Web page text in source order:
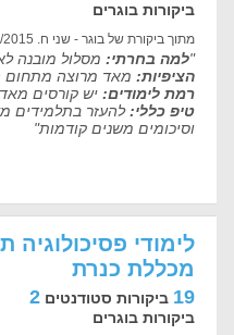
ביקורות בוגרים
מתוך ביקורת של בוגר - שני ח. 25/05/2015
"למה בחרתי: מסלול מובנה
הציפיות: מאד מרוצה מתחום
רמת לימודים: יש קורסים
טיפ כללי: להעזר בתלמידים
וסיכומים משנים קודמות"
לימודי פסיכולוגיה
מכללת כנרת
19 ביקורות סטודנטים 2
ביקורות בוגרים